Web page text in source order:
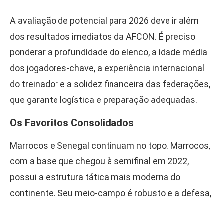
A avaliação de potencial para 2026 deve ir além
dos resultados imediatos da AFCON. É preciso
ponderar a profundidade do elenco, a idade média
dos jogadores-chave, a experiência internacional
do treinador e a solidez financeira das federações,
que garante logística e preparação adequadas.
Os Favoritos Consolidados
Marrocos e Senegal continuam no topo. Marrocos,
com a base que chegou à semifinal em 2022,
possui a estrutura tática mais moderna do
continente. Seu meio-campo é robusto e a defesa,